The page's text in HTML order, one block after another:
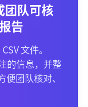
团队可核
告
文件。
的信息，并整
团队核对、